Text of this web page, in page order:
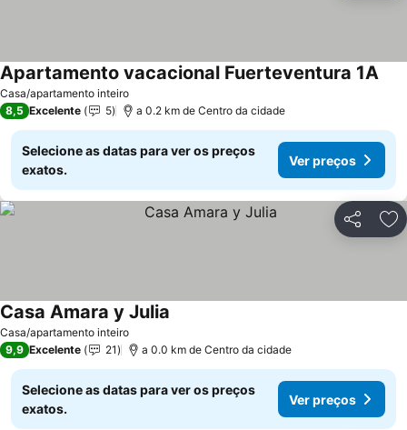
Casa/apartamento inteiro
Apartamento vacacional Fuerteventura 1A
8,5 Excelente 5 a 0.2 km de Centro da cidade
Selecione as datas para ver os preços
exatos.
Ver preços
Partilhar
Casa/apartamento inteiro
Casa Amara y Julia
9,9 Excelente 21 a 0.0 km de Centro da cidade
Selecione as datas para ver os preços
exatos.
Ver preços